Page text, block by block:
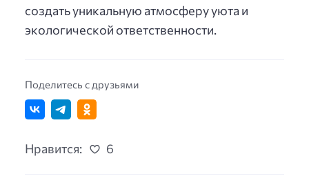
создать уникальную атмосферу уюта и
экологической ответственности.
Поделитесь с друзьями
Нравится: 6